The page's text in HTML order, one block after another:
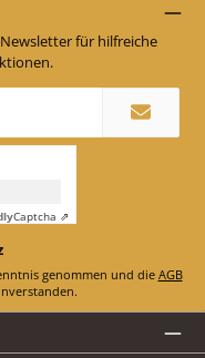
für hilfreiche
Captcha ⇗
genommen und die AGB